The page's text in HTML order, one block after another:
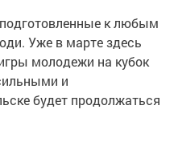
к любым
Уже в марте здесь
молодежи на кубок
и
будет продолжаться